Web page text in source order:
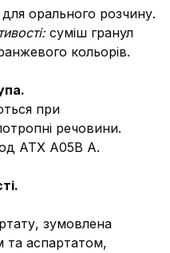
орального розчину.
суміш гранул
кольорів.
при
речовини.
АТХ А05В А.
зумовлена
та аспартатом,